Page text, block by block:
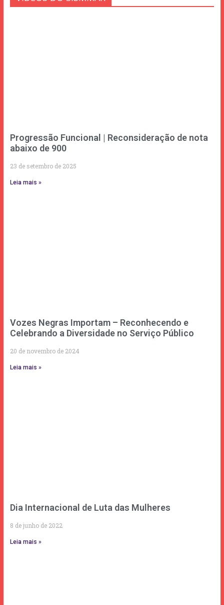
Progressão Funcional | Reconsideração de nota
abaixo de 900
23 de setembro de 2025
Leia mais »
Vozes Negras Importam – Reconhecendo e
Celebrando a Diversidade no Serviço Público
20 de novembro de 2024
Leia mais »
Dia Internacional de Luta das Mulheres
8 de junho de 2022
Leia mais »